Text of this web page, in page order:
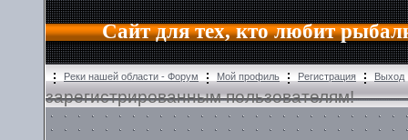
Сайт для тех, кто любит
Реки нашей области - Форум Мой профиль Регистрация Выход
зарегистрированным пользователям!